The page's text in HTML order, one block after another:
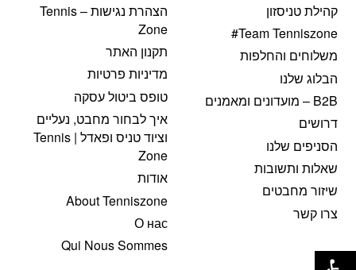
קהילת טניסזון
Team Tenniszone#
משלוחים והחלפות
הבלוג שלנו
B2B – מועדונים ומאמנים
דרושים
הסניפים שלנו
שאלות ותשובות
שיזור מחבטים
צרו קשר
הצהרת נגישות – Tennis
Zone
תקנון האתר
מדיניות פרטיות
טופס ביטול עסקה
איך לבחור מחבט, נעליים
וציוד טניס ופאדל | Tennis
Zone
אודות
About Tenniszone
О нас
Qui Nous Sommesפתח סרגל נגישות